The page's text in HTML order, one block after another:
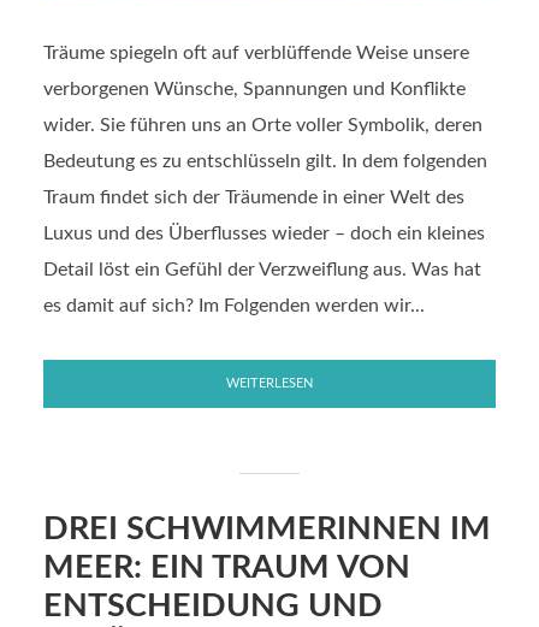
Träume spiegeln oft auf verblüffende Weise unsere
verborgenen Wünsche, Spannungen und Konflikte
wider. Sie führen uns an Orte voller Symbolik, deren
Bedeutung es zu entschlüsseln gilt. In dem folgenden
Traum findet sich der Träumende in einer Welt des
Luxus und des Überflusses wieder – doch ein kleines
Detail löst ein Gefühl der Verzweiflung aus. Was hat
es damit auf sich? Im Folgenden werden wir...
WEITERLESEN
DREI SCHWIMMERINNEN IM
MEER: EIN TRAUM VON
ENTSCHEIDUNG UND